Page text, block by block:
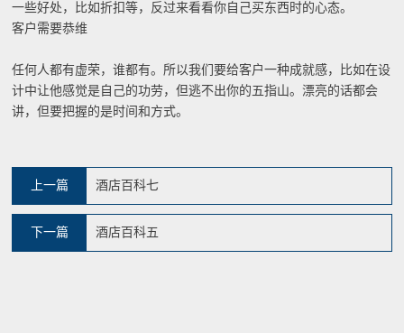
一些好处，比如折扣等，反过来看看你自己买东西时的心态。
客户需要恭维
任何人都有虚荣，谁都有。所以我们要给客户一种成就感，比如在设
计中让他感觉是自己的功劳，但逃不出你的五指山。漂亮的话都会
讲，但要把握的是时间和方式。
上一篇 酒店百科七
酒店百科五
下一篇